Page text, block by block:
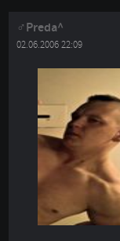
Preda^
02.06.2006 22:09